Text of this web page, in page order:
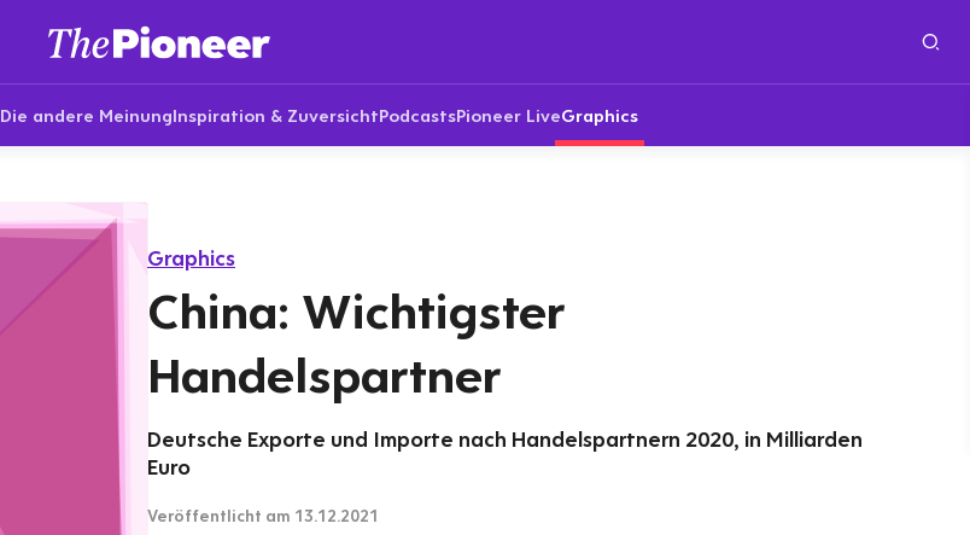
Die andere MeinungInspiration & ZuversichtPodcastsPioneer LiveGraphics
Graphics
China: Wichtigster
Handelspartner
Deutsche Exporte und Importe nach Handelspartnern 2020, in Milliarden
Euro
Veröffentlicht am 13.12.2021